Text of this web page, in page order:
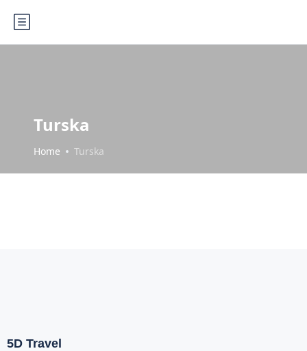
Turska
Home Turska
5D Travel